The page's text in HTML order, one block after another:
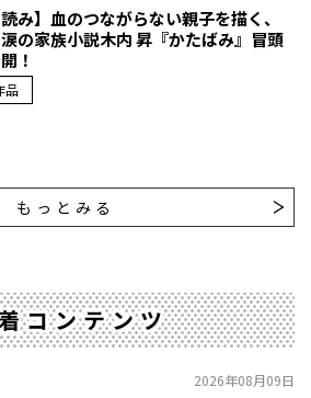
読み】血のつながらない親子を描く、
の家族小説――木内 昇『かたばみ』冒頭
！
品
もっとみる
コンテンツ
2026年08月09日